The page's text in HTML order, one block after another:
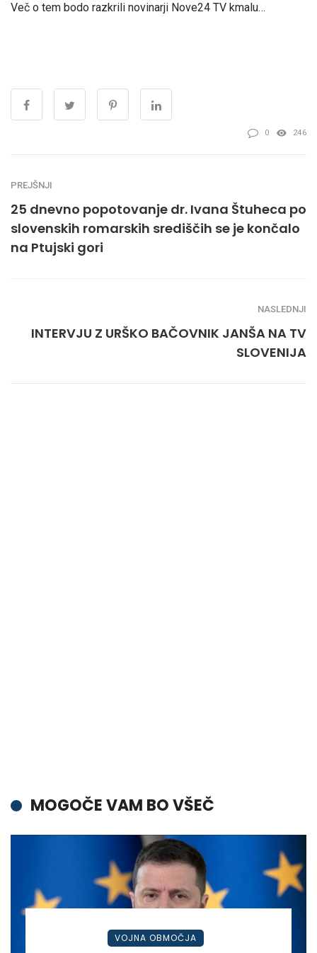
Več o tem bodo razkrili novinarji Nove24 TV kmalu…
0 246
PREJŠNJI
25 dnevno popotovanje dr. Ivana Štuheca po
slovenskih romarskih središčih se je končalo
na Ptujski gori
NASLEDNJI
INTERVJU Z URŠKO BAČOVNIK JANŠA NA TV
SLOVENIJA
MOGOČE VAM BO VŠEČ
VOJNA OBMOČJA